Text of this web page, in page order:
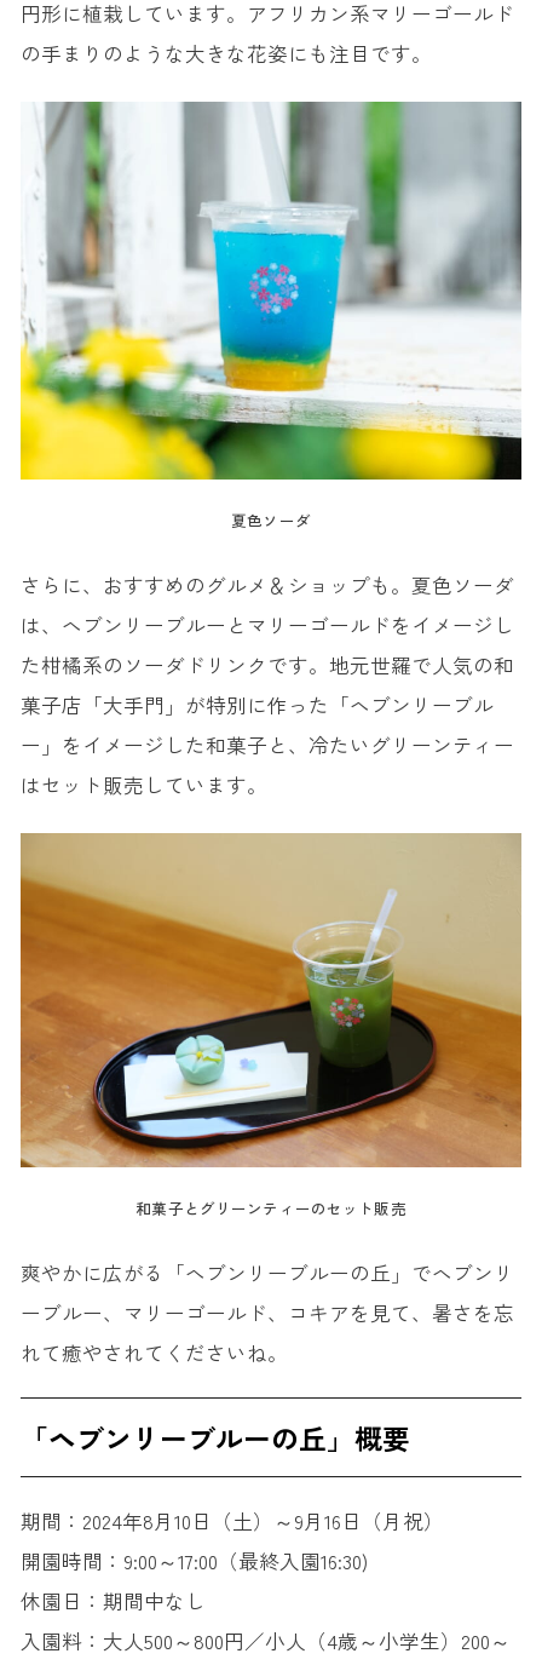
円形に植栽しています。アフリカン系マリーゴールド
の手まりのような大きな花姿にも注目です。
夏色ソーダ
さらに、おすすめのグルメ＆ショップも。夏色ソーダ
は、ヘブンリーブルーとマリーゴールドをイメージし
た柑橘系のソーダドリンクです。地元世羅で人気の和
菓子店「大手門」が特別に作った「ヘブンリーブル
ー」をイメージした和菓子と、冷たいグリーンティー
はセット販売しています。
和菓子とグリーンティーのセット販売
爽やかに広がる「ヘブンリーブルーの丘」でヘブンリ
ーブルー、マリーゴールド、コキアを見て、暑さを忘
れて癒やされてくださいね。
「ヘブンリーブルーの丘」概要
期間：2024年8月10日（土）～9月16日（月祝）
開園時間：9:00～17:00（最終入園16:30)
休園日：期間中なし
入園料：大人500～800円／小人（4歳～小学生）200～